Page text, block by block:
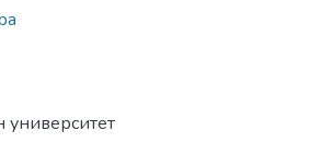
университет